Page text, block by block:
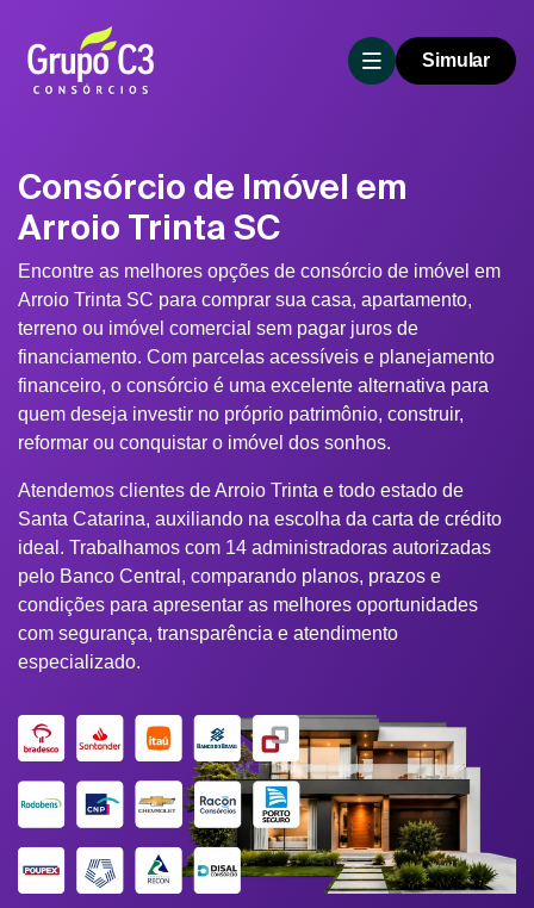
Simular
Consórcio de Imóvel em
Arroio Trinta SC
Encontre as melhores opções de consórcio de imóvel em
Arroio Trinta SC para comprar sua casa, apartamento,
terreno ou imóvel comercial sem pagar juros de
financiamento. Com parcelas acessíveis e planejamento
financeiro, o consórcio é uma excelente alternativa para
quem deseja investir no próprio patrimônio, construir,
reformar ou conquistar o imóvel dos sonhos.
Atendemos clientes de Arroio Trinta e todo estado de
Santa Catarina, auxiliando na escolha da carta de crédito
ideal. Trabalhamos com 14 administradoras autorizadas
pelo Banco Central, comparando planos, prazos e
condições para apresentar as melhores oportunidades
com segurança, transparência e atendimento
especializado.